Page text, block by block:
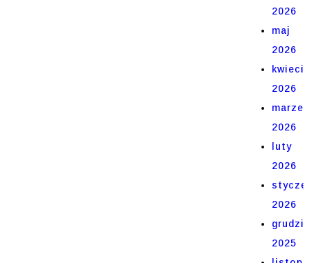
2026
maj
2026
2026
marzec
2026
luty
2026
2026
2025